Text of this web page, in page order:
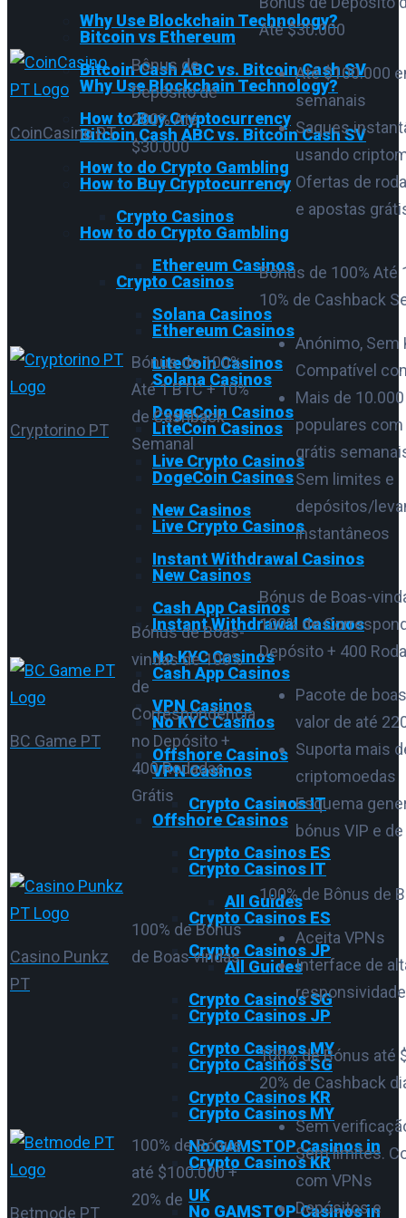
Why Use Blockchain Technology?
Bitcoin Cash ABC vs. Bitcoin Cash SV
How to Buy Cryptocurrency
How to do Crypto Gambling
Crypto Casinos
Ethereum Casinos
Solana Casinos
LiteCoin Casinos
DogeCoin Casinos
Live Crypto Casinos
New Casinos
Instant Withdrawal Casinos
Cash App Casinos
No KYC Casinos
VPN Casinos
Offshore Casinos
Crypto Casinos IT
Crypto Casinos ES
All Guides
Crypto Casinos JP
Crypto Casinos SG
Crypto Casinos MY
Crypto Casinos KR
No GAMSTOP Casinos in
UK
Bitcoin vs Ethereum
Why Use Blockchain Technology?
Bitcoin Cash ABC vs. Bitcoin Cash SV
How to Buy Cryptocurrency
How to do Crypto Gambling
Crypto Casinos
Ethereum Casinos
Solana Casinos
LiteCoin Casinos
DogeCoin Casinos
Live Crypto Casinos
New Casinos
Instant Withdrawal Casinos
Cash App Casinos
No KYC Casinos
VPN Casinos
Offshore Casinos
Crypto Casinos IT
Crypto Casinos ES
All Guides
Crypto Casinos JP
Crypto Casinos SG
Crypto Casinos MY
Crypto Casinos KR
No GAMSTOP Casinos in
CoinCasino PT
Bônus de
Depósito de
200% Até
$30.000
Até $30.000
Até $100.000
semanais
Saques
usando
Ofertas de
e apostas
Cryptorino PT
Bónus de 100%
Até 1 BTC + 10%
de Cashback
Semanal
Bónus de 100% Até
10% de Cashback
Anónimo, Sem
Compatível
Mais de
populares
grátis
Sem limites e
depósitos/
instantâneos
BC Game PT
Bónus de Boas-
vindas de 100%
de
Correspondência
no Depósito +
400 Rodadas
Grátis
Bónus de Boas-
100% de
Depósito + 400
Pacote de
valor de até
Suporta mais
criptomoedas
Esquema
bónus VIP e
Casino Punkz
PT
100% de Bônus
de Boas vindas
100% de Bônus de
Aceita VPNs
Interface de
responsividade
Betmode PT
100% de Bónus
até $100.000 +
20% de
100% de Bónus até
20% de Cashback
Sem
Sem limites.
com VPNs
Depósitos e